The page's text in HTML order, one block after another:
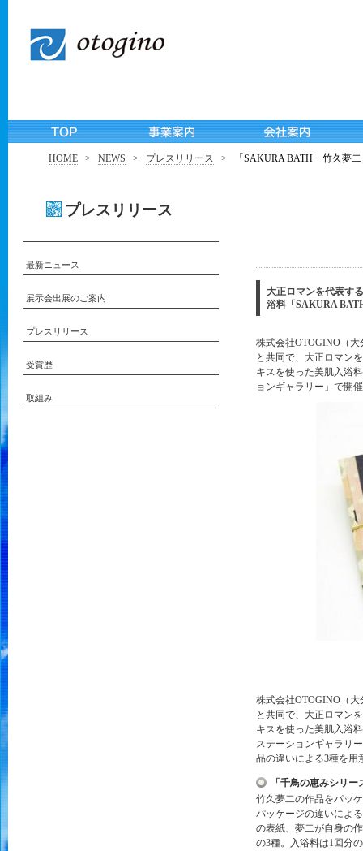
HOME > NEWS > プレスリリース > 「SAKURA BATH 竹久夢
プレスリリース
大正ロマンを代表す
浴料「SAKURA
株式会社OTOGINO（
と共同で、大正ロマン
キスを使った美肌入浴
ョンギャラリー」で開
株式会社OTOGINO（
と共同で、大正ロマン
キスを使った美肌入浴
ステーションギャラリ
品の違いによる3種を用
「千鳥の恵みシリ
竹久夢二の作品をパッ
パッケージの違いによ
の表紙、夢二が自身の
の3種。入浴料は1回分
最新ニュース
展示会出展のご案内
プレスリリース
受賞歴
取組み